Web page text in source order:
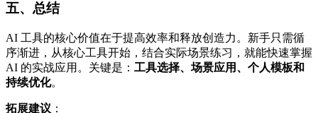
五、总结
AI 工具的核心价值在于提高效率和释放创造力。新手只需循
序渐进，从核心工具开始，结合实际场景练习，就能快速掌握
AI 的实战应用。关键是： 工具选择、场景应用、个人模板和
持续优化。
拓展建议 ：